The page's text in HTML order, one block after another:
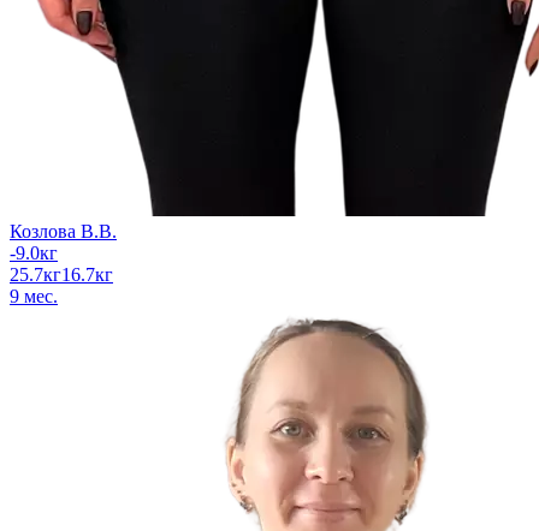
Козлова В.В.
-9.0кг
25.7кг16.7кг
9 мес.